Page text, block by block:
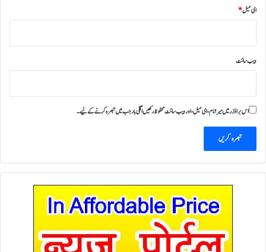
ای میل*
ویب‌ سائٹ
اس براؤزر میں میرا نام، ای میل، اور ویب سائٹ محفوظ رکھیں اگلی بار جب میں تبصرہ کرنے کےلیے۔